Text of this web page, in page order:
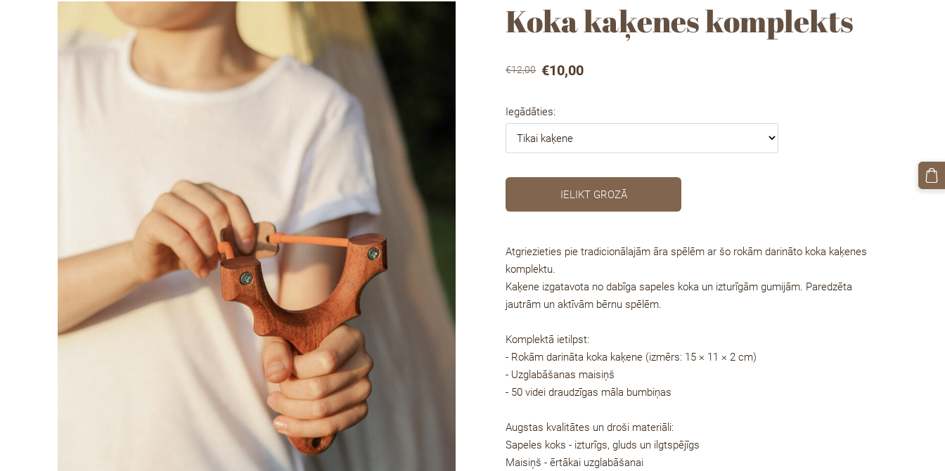
Koka kaķenes komplekts
€12,00 €10,00
Iegādāties:
IELIKT GROZĀ
Atgriezieties pie tradicionālajām āra spēlēm ar šo rokām darināto koka kaķenes
komplektu.
Kaķene izgatavota no dabīga sapeles koka un izturīgām gumijām. Paredzēta
jautrām un aktīvām bērnu spēlēm.
Komplektā ietilpst:
- Rokām darināta koka kaķene (izmērs: 15 × 11 × 2 cm)
- Uzglabāšanas maisiņš
- 50 videi draudzīgas māla bumbiņas
Augstas kvalitātes un droši materiāli:
Sapeles koks - izturīgs, gluds un ilgtspējīgs
Maisiņš - ērtākai uzglabāšanai